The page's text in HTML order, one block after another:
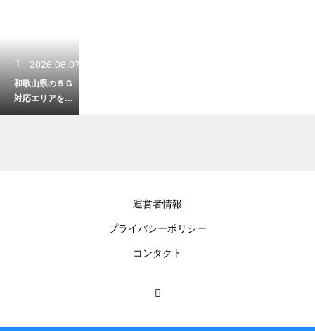
2026.08.07
和歌山県の５Ｇ
対応エリアを解
説！快適な通信
運営者情報
プライバシーポリシー
コンタクト